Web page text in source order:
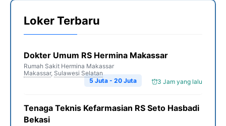
Loker Terbaru
Dokter Umum RS Hermina Makassar
Rumah Sakit Hermina Makassar
Makassar, Sulawesi Selatan
3 Jam yang lalu
5 Juta - 20 Juta
Tenaga Teknis Kefarmasian RS Seto Hasbadi
Bekasi